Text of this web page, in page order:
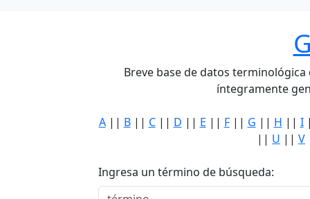
Breve base de datos
íntegramente
A|| B|| C|| D || E || F|| G || H || I
|| U || V
Ingresa un término de búsqueda: